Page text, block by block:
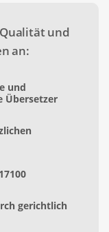
und
an:
und
Übersetzer
gerichtlich